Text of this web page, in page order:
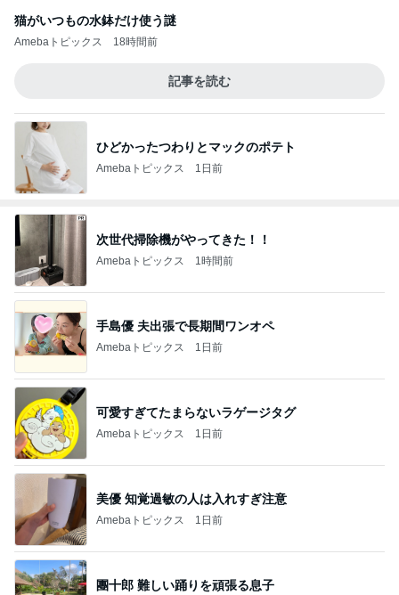
猫がいつもの水鉢だけ使う謎
Amebaトピックス 18時間前
記事を読む
ひどかったつわりとマックのポテト
Amebaトピックス 1日前
次世代掃除機がやってきた！！
Amebaトピックス 1時間前
手島優 夫出張で長期間ワンオペ
Amebaトピックス 1日前
可愛すぎてたまらないラゲージタグ
Amebaトピックス 1日前
美優 知覚過敏の人は入れすぎ注意
Amebaトピックス 1日前
團十郎 難しい踊りを頑張る息子